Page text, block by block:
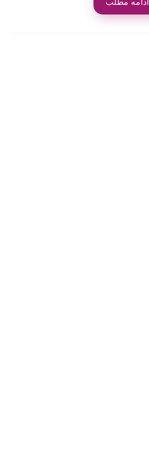
ادامه مطلب